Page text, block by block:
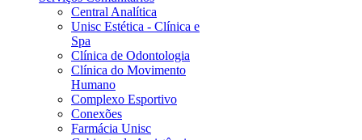
Central Analítica
Unisc Estética - Clínica e
Spa
Clínica de Odontologia
Clínica do Movimento
Humano
Complexo Esportivo
Conexões
Farmácia Unisc